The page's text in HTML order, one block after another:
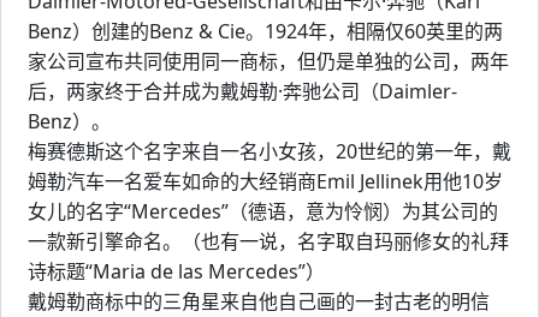
Benz）创建的Benz & Cie。1924年，相隔仅60英里的两
家公司宣布共同使用同一商标，但仍是单独的公司，两年
后，两家终于合并成为戴姆勒·奔驰公司（Daimler-
Benz）。
梅赛德斯这个名字来自一名小女孩，20世纪的第一年，戴
姆勒汽车一名爱车如命的大经销商Emil Jellinek用他10岁
女儿的名字“Mercedes”（德语，意为怜悯）为其公司的
一款新引擎命名。（也有一说，名字取自玛丽修女的礼拜
诗标题“Maria de las Mercedes”）
戴姆勒商标中的三角星来自他自己画的一封古老的明信